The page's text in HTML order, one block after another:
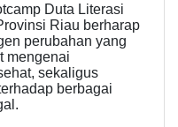
Duta Literasi
Riau berharap
perubahan yang
mengenai
sekaligus
berbagai